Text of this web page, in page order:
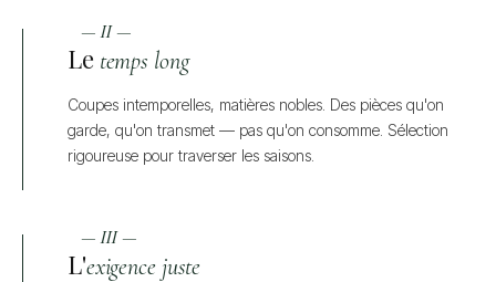
— II —
Le temps long
Coupes intemporelles, matières nobles. Des pièces qu'on
garde, qu'on transmet — pas qu'on consomme. Sélection
rigoureuse pour traverser les saisons.
— III —
L'exigence juste